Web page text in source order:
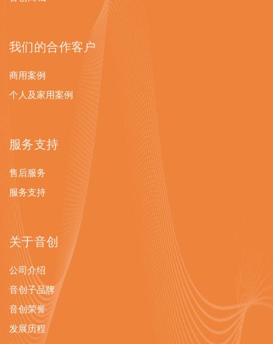
我们的合作客户
商用案例
个人及家用案例
服务支持
售后服务
服务支持
关于音创
公司介绍
音创子品牌
音创荣誉
发展历程